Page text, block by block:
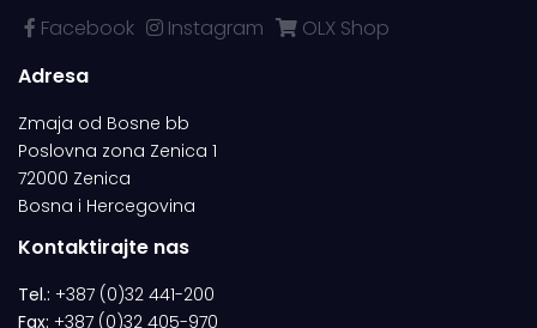
Facebook Instagram
OLX Shop
Adresa
Zmaja od Bosne bb
Poslovna zona Zenica 1
72000 Zenica
Bosna i Hercegovina
Kontaktirajte nas
Tel.: +387 (0)32 441-200
Fax: +387 (0)32 405-970